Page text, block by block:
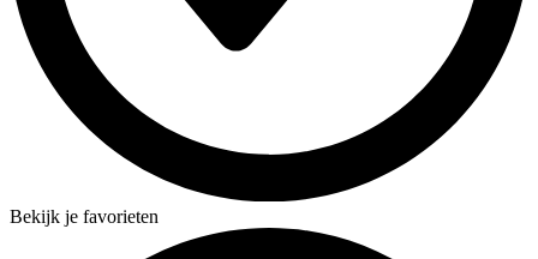
Bekijk je favorieten